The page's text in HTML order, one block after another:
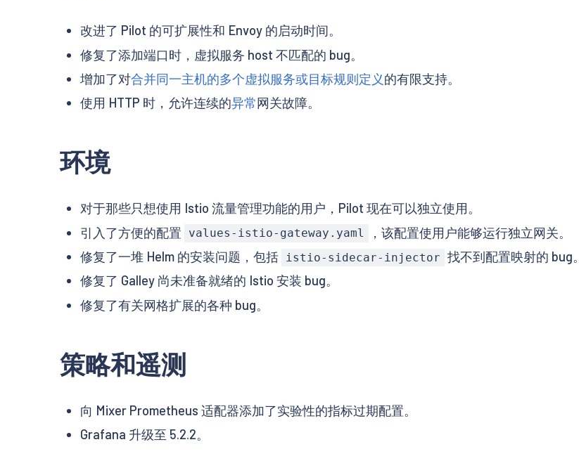
改进了 Pilot 的可扩展性和 Envoy 的启动时间。
修复了添加端口时，虚拟服务 host 不匹配的 bug。
增加了对合并同一主机的多个虚拟服务或目标规则定义的有限支持。
使用 HTTP 时，允许连续的异常网关故障。
环境
对于那些只想使用 Istio 流量管理功能的用户，Pilot 现在可以独立使用。
引入了方便的配置
values-istio-gateway.yaml
，该配置使用户能够运行独立网关。
修复了一堆 Helm 的安装问题，包括 istio-sidecar-injector 找不到配置映射的 bug。
修复了 Galley 尚未准备就绪的 Istio 安装 bug。
修复了有关网格扩展的各种 bug。
策略和遥测
向 Mixer Prometheus 适配器添加了实验性的指标过期配置。
Grafana 升级至 5.2.2。